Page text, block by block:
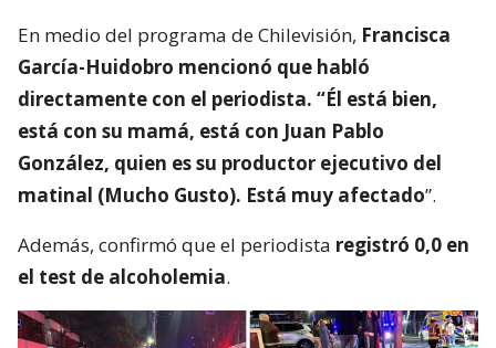
En medio del programa de Chilevisión, Francisca
García-Huidobro mencionó que habló
directamente con el periodista. “Él está bien,
está con su mamá, está con Juan Pablo
González, quien es su productor ejecutivo del
matinal (Mucho Gusto). Está muy afectado”.
Además, confirmó que el periodista registró 0,0 en
el test de alcoholemia.